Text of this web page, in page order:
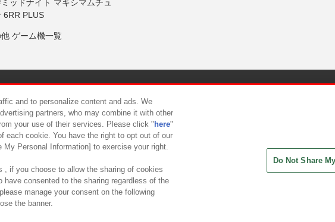
ッドナイト マキシマムチュ
6RR PLUS
ゲーム機一覧
について カスタマーハラスメント対応方針
and to personalize content and ads. We
partners, who may combine it with other
your use of their services. Please click " here"
each cookie. You have the right to opt out of our
Personal Information] to exercise your right.
, if you choose to allow the sharing of cookies
have consented to the sharing regardless of the
manage your consent on the following
the banner.
Do Not Share